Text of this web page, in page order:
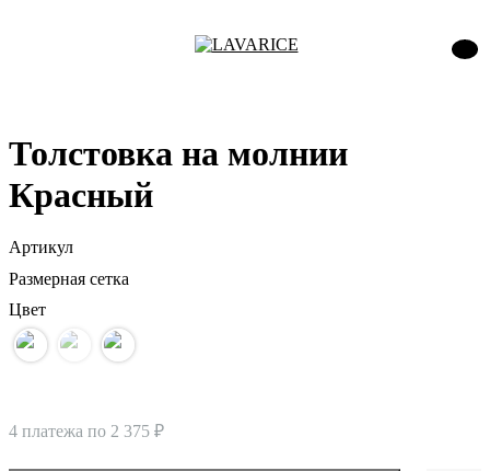
Толстовка на молнии
Красный
Размерная сетка
Артикул
Цвет
4 платежа по 2 375 ₽